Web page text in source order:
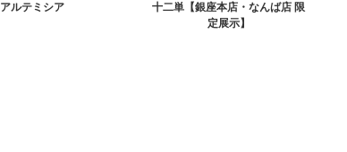
アルテミシア
十二単【銀座本店・なんば店 限
定展示】